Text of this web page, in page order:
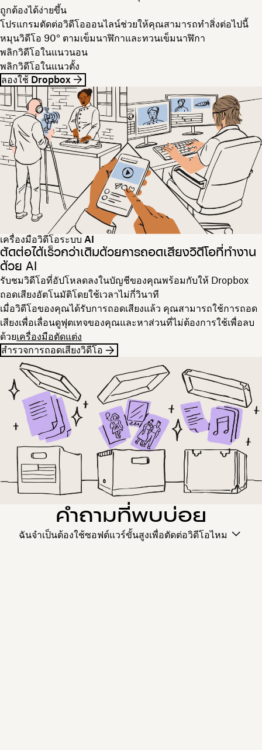
ถูกต้องได้ง่ายขึ้น
โปรแกรมตัดต่อวิดีโอออนไลน์ช่วยให้คุณสามารถทำสิ่งต่อไปนี้
หมุนวิดีโอ 90° ตามเข็มนาฬิกาและทวนเข็มนาฬิกา
พลิกวิดีโอในแนวนอน
พลิกวิดีโอในแนวตั้ง
ลองใช้ Dropbox
เครื่องมือวิดีโอระบบ AI
ตัดต่อได้เร็วกว่าเดิมด้วยการถอดเสียงวิดีโอที่ทำงาน
ด้วย AI
รับชมวิดีโอที่อัปโหลดลงในบัญชีของคุณพร้อมกับให้ Dropbox
ถอดเสียงอัตโนมัติโดยใช้เวลาไม่กี่วินาที
เมื่อวิดีโอของคุณได้รับการถอดเสียงแล้ว คุณสามารถใช้การถอด
เสียงเพื่อเลื่อนดูฟุตเทจของคุณและหาส่วนที่ไม่ต้องการใช้เพื่อลบ
ด้วยเครื่องมือตัดแต่ง
สำรวจการถอดเสียงวิดีโอ
คำถามที่พบบ่อย
ฉันจำเป็นต้องใช้ซอฟต์แวร์ขั้นสูงเพื่อตัดต่อวิดีโอไหม